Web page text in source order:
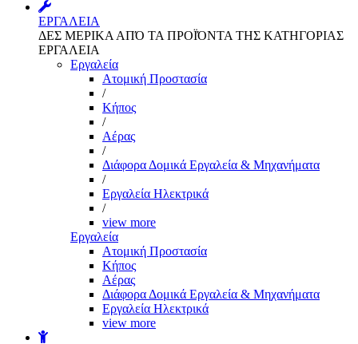
ΕΡΓΑΛΕΙΑ
ΔΕΣ ΜΕΡΙΚΑ ΑΠΌ ΤΑ ΠΡΟΪΌΝΤΑ ΤΗΣ ΚΑΤΗΓΟΡΙΑΣ
ΕΡΓΑΛΕΙΑ
Εργαλεία
Aτομική Προστασία
/
Kήπος
/
Αέρας
/
Διάφορα Δομικά Εργαλεία & Μηχανήματα
/
Εργαλεία Ηλεκτρικά
/
view more
Εργαλεία
Aτομική Προστασία
Kήπος
Αέρας
Διάφορα Δομικά Εργαλεία & Μηχανήματα
Εργαλεία Ηλεκτρικά
view more